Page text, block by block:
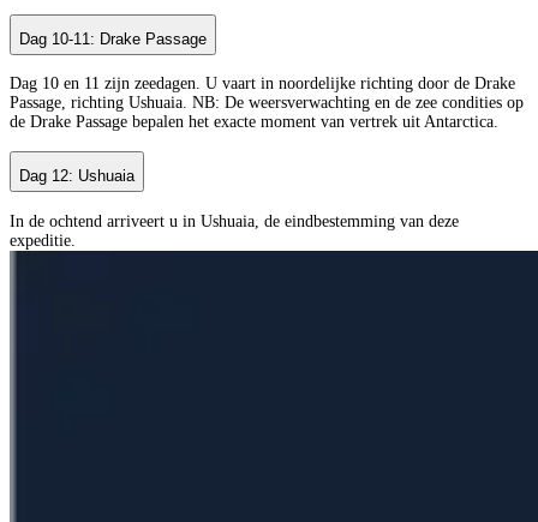
Dag 10-11: Drake Passage
Dag 10 en 11 zijn zeedagen. U vaart in noordelijke richting door de Drake
Passage, richting Ushuaia. NB: De weersverwachting en de zee condities op
de Drake Passage bepalen het exacte moment van vertrek uit Antarctica.
Dag 12: Ushuaia
In de ochtend arriveert u in Ushuaia, de eindbestemming van deze
expeditie.